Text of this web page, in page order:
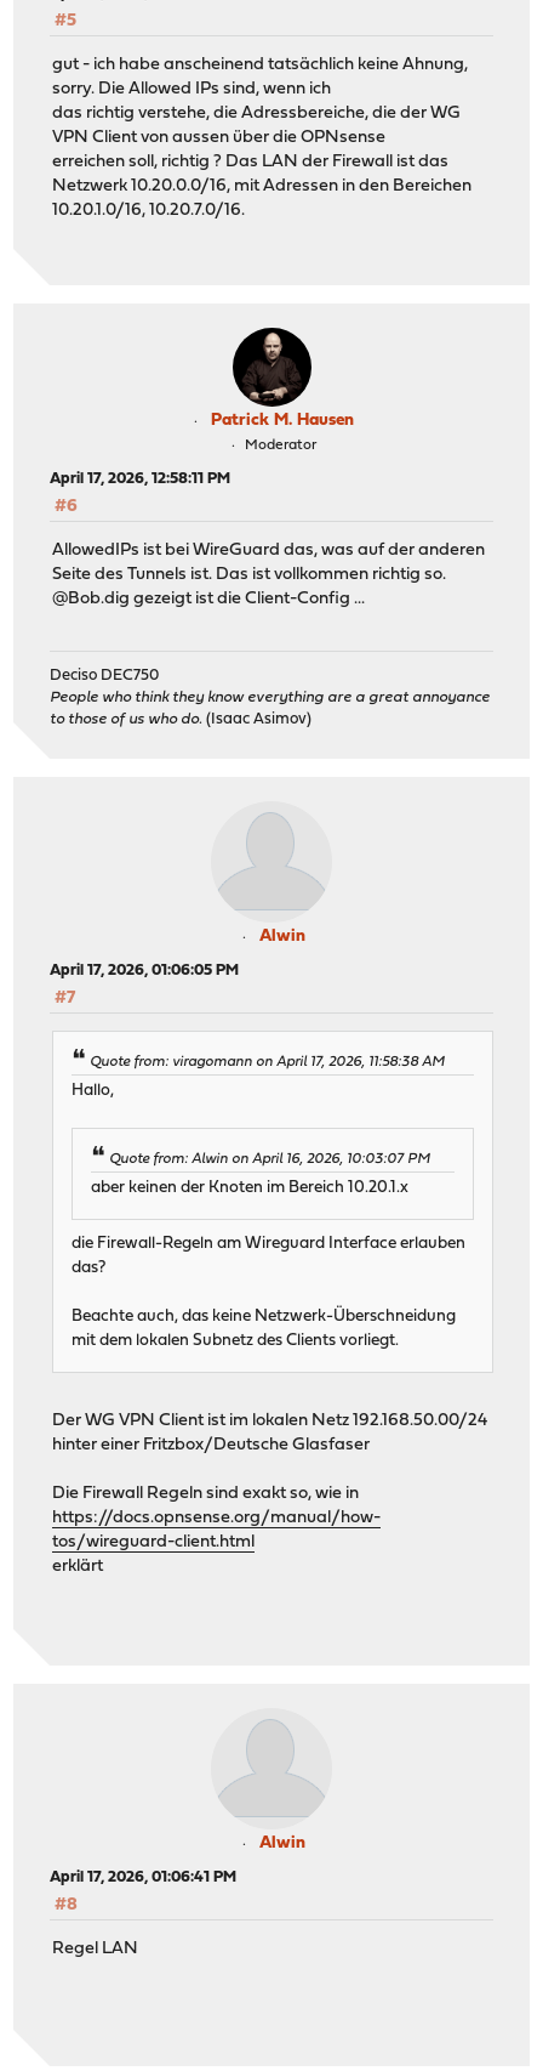
#5
gut - ich habe anscheinend tatsächlich keine Ahnung,
sorry. Die Allowed IPs sind, wenn ich
das richtig verstehe, die Adressbereiche, die der WG
VPN Client von aussen über die OPNsense
erreichen soll, richtig ? Das LAN der Firewall ist das
Netzwerk 10.20.0.0/16, mit Adressen in den Bereichen
10.20.1.0/16, 10.20.7.0/16.
Patrick M. Hausen
Moderator
April 17, 2026, 12:58:11 PM
#6
AllowedIPs ist bei WireGuard das, was auf der anderen
Seite des Tunnels ist. Das ist vollkommen richtig so.
@Bob.dig gezeigt ist die Client-Config ...
Deciso DEC750
People who think they know everything are a great annoyance
to those of us who do. (Isaac Asimov)
Alwin
April 17, 2026, 01:06:05 PM
#7
Quote from: viragomann on April 17, 2026, 11:58:38 AM
Hallo,
Quote from: Alwin on April 16, 2026, 10:03:07 PM
aber keinen der Knoten im Bereich 10.20.1.x
die Firewall-Regeln am Wireguard Interface erlauben
das?
Beachte auch, das keine Netzwerk-Überschneidung
mit dem lokalen Subnetz des Clients vorliegt.
Der WG VPN Client ist im lokalen Netz 192.168.50.00/24
hinter einer Fritzbox/Deutsche Glasfaser
Die Firewall Regeln sind exakt so, wie in
https://docs.opnsense.org/manual/how-
tos/wireguard-client.html
erklärt
Alwin
April 17, 2026, 01:06:41 PM
#8
Regel LAN